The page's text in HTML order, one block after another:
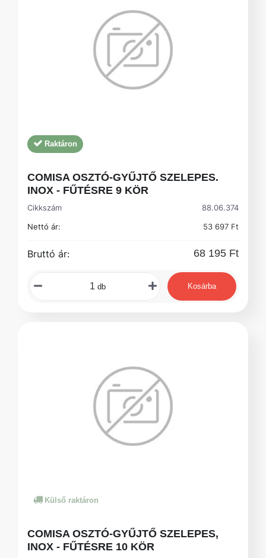
Raktáron
COMISA OSZTÓ-GYŰJTŐ SZELEPES.
INOX - FŰTÉSRE 9 KÖR
Cikkszám
88.06.374
Nettó ár:
53 697 Ft
Bruttó ár: 68 195 Ft
db Kosárba
Külső raktáron
COMISA OSZTÓ-GYŰJTŐ SZELEPES,
INOX - FŰTÉSRE 10 KÖR